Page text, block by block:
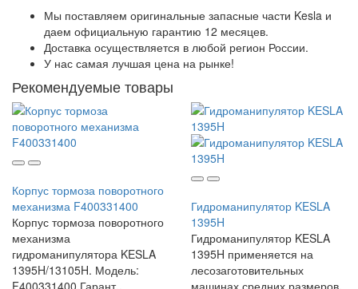
Мы поставляем оригинальные запасные части Kesla и
даем официальную гарантию 12 месяцев.
Доставка осуществляется в любой регион России.
У нас самая лучшая цена на рынке!
Рекомендуемые товары
Корпус тормоза поворотного
механизма F400331400
Корпус тормоза поворотного
механизма
гидроманипулятора KESLA
1395H/13105H. Модель:
F400331400.Гарант..
Гидроманипулятор KESLA
1395H
Гидроманипулятор KESLA
1395H применяется на
лесозаготовительных
машинах средних размеров.